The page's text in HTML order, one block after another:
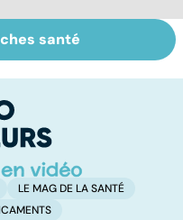
des
: que
?
santé
LE MAG DE LA SANTÉ